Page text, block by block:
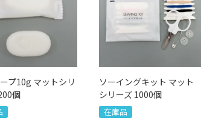
プ10g マットシリ
個
ソーイングキット マット
シリーズ 1000個
在庫品